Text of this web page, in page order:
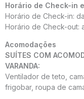
Horário de Check-in
Horário de Check-in:
Horário de Check-out:
Acomodações
SUÍTES COM
VARANDA:
Ventilador de teto,
frigobar, roupa de